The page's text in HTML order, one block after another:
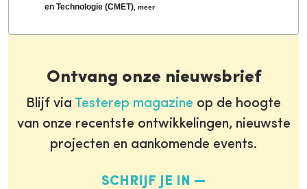
en Technologie (CMET) ,meer
Ontvang onze nieuwsbrief
Blijf via Testerep magazine op de hoogte
van onze recentste ontwikkelingen, nieuwste
projecten en aankomende events.
SCHRIJF JE IN